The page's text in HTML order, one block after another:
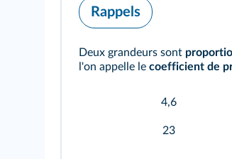
Rappels
Deux grandeurs sont
l'on appelle le coefficient de
4,6
23